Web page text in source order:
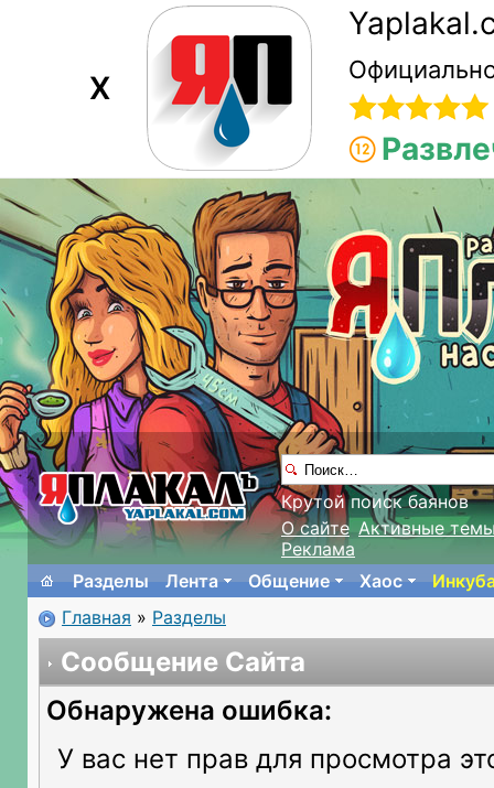
X
Крутой поиск баянов
О сайте Активные
Реклама
Разделы
Лента Общение Хаос
Главная » Разделы
Сообщение Сайта
Обнаружена ошибка:
У вас нет прав для просмотра